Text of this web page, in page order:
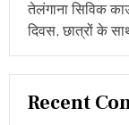
तेलंगाना सिविक
दिवस, छात्रों के
Recent